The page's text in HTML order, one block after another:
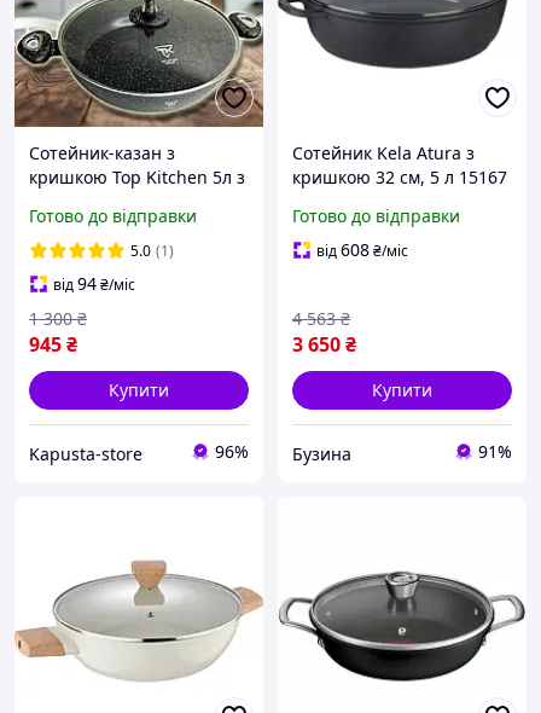
Сотейник-казан з
кришкою Top Kitchen 5л з
антипригарним
покриттям 32см для всіх
видів плит
Готово до відправки
5.0 (1)
від94₴/міс
945₴
1 300 ₴
Купити
Kapusta-store 96%
Сотейник Kela Atura з
кришкою 32 см, 5 л 15167
Готово до відправки
від608₴/міс
3 650₴
4 563 ₴
Купити
Бузина 91%